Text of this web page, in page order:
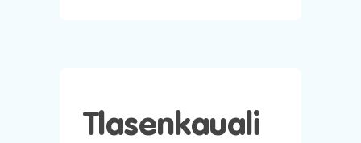
Tlasenkauali